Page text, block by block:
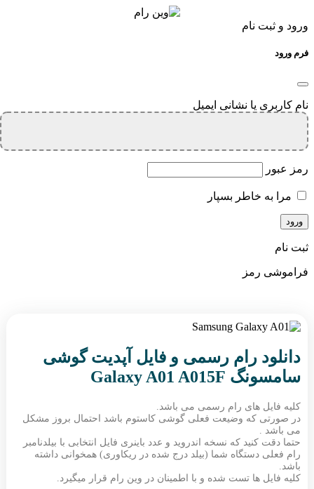
ورود و ثبت نام
فرم ورود
نام کاربری یا نشانی ایمیل
رمز عبور
مرا به خاطر بسپار
ثبت نام
فراموشی رمز
دانلود رام رسمی و فایل آپدیت گوشی
سامسونگ Galaxy A01 A015F
کلیه فایل های رام رسمی می باشد.
در صورتی که وضیعت فعلی گوشی کاستوم باشد احتمال بروز مشکل
می باشد .
حتما دقت کنید که نسخه اندروید و عدد باینری فایل انتخابی با بیلدنامبر
رام فعلی دستگاه شما (بیلد درج شده در ریکاوری) همخوانی داشته
باشد.
کلیه فایل ها تست شده و با اطمینان در وین رام قرار میگیرد.